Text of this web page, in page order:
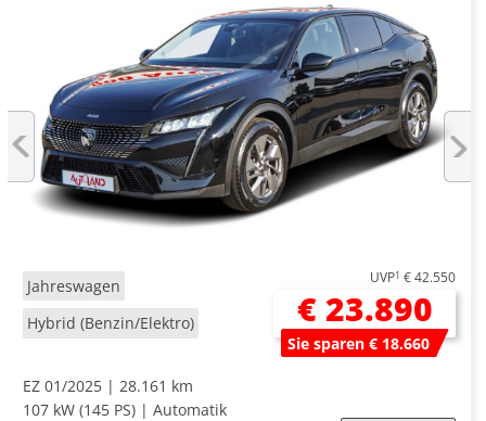
Jahreswagen
Hybrid (Benzin/Elektro)
UVP1 € 42.550
€ 23.890
Sie sparen € 18.660
EZ 01/2025
28.161 km
107 kW (145 PS)
Automatik